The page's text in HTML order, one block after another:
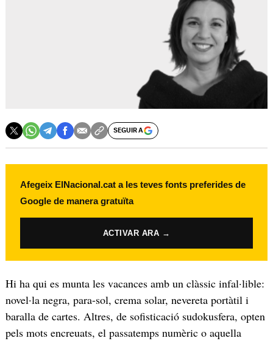
SEGUIR A
Afegeix ElNacional.cat a les teves fonts preferides de
Google de manera gratuïta
ACTIVAR ARA →
Hi ha qui es munta les vacances amb un clàssic infal·lible:
novel·la negra, para-sol, crema solar, nevereta portàtil i
baralla de cartes. Altres, de sofisticació sudokusfera, opten
pels mots encreuats, el passatemps numèric o aquella